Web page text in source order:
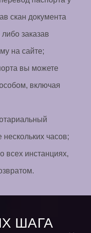
скан документа
заказав
на сайте;
вы можете
включая
часов;
всех инстанциях,
ШАГА